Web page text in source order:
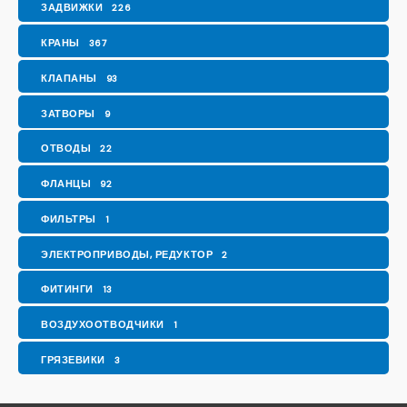
ЗАДВИЖКИ 226
КРАНЫ 367
КЛАПАНЫ 93
ЗАТВОРЫ 9
ОТВОДЫ 22
ФЛАНЦЫ 92
ФИЛЬТРЫ 1
ЭЛЕКТРОПРИВОДЫ, РЕДУКТОР 2
ФИТИНГИ 13
ВОЗДУХООТВОДЧИКИ 1
ГРЯЗЕВИКИ 3